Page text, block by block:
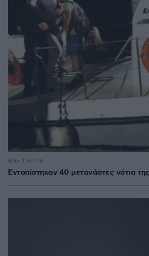
Εντοπίστηκαν 40 μετανάστες νότια
πριν 7 λεπτά